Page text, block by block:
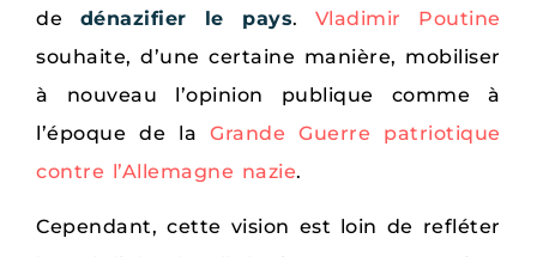
de dénazifier le pays. Vladimir Poutine
souhaite, d’une certaine manière, mobiliser
à nouveau l’opinion publique comme à
l’époque de laGrande Guerre patriotique
contre l’Allemagne nazie.
Cependant, cette vision est loin de refléter